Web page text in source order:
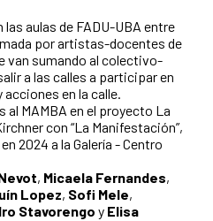
las aulas de FADU-UBA entre
por artistas-docentes de
van sumando al colectivo-
a las calles a participar en
en la calle.
al MAMBA en el proyecto La
con “La Manifestación”,
2024 a la Galería - Centro
, Micaela Fernandes,
Lopez, Sofi Mele,
Stavorengo y Elisa